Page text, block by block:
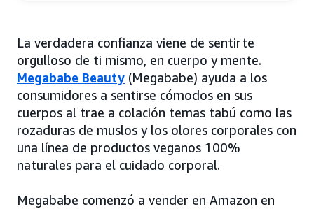
La verdadera confianza viene de sentirte
orgulloso de ti mismo, en cuerpo y mente.
Megababe Beauty (Megababe) ayuda a los
consumidores a sentirse cómodos en sus
cuerpos al trae a colación temas tabú como las
rozaduras de muslos y los olores corporales con
una línea de productos veganos 100%
naturales para el cuidado corporal.
Megababe comenzó a vender en Amazon en